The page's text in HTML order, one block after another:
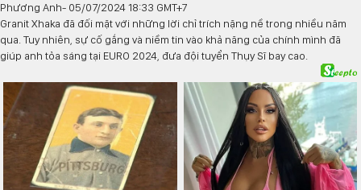
Phương Anh- 05/07/2024 18:33 GMT+7
Granit Xhaka đã đối mặt với những lời chỉ trích nặng nề trong nhiều năm
qua. Tuy nhiên, sự cố gắng và niềm tin vào khả năng của chính mình đã
giúp anh tỏa sáng tại EURO 2024, đưa đội tuyển Thụy Sĩ bay cao.